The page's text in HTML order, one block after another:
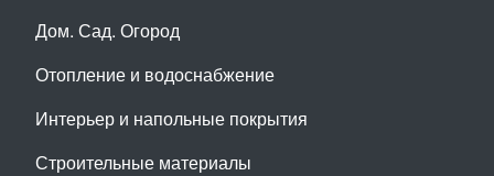
Дом. Сад. Огород
Отопление и водоснабжение
Интерьер и напольные покрытия
Строительные материалы